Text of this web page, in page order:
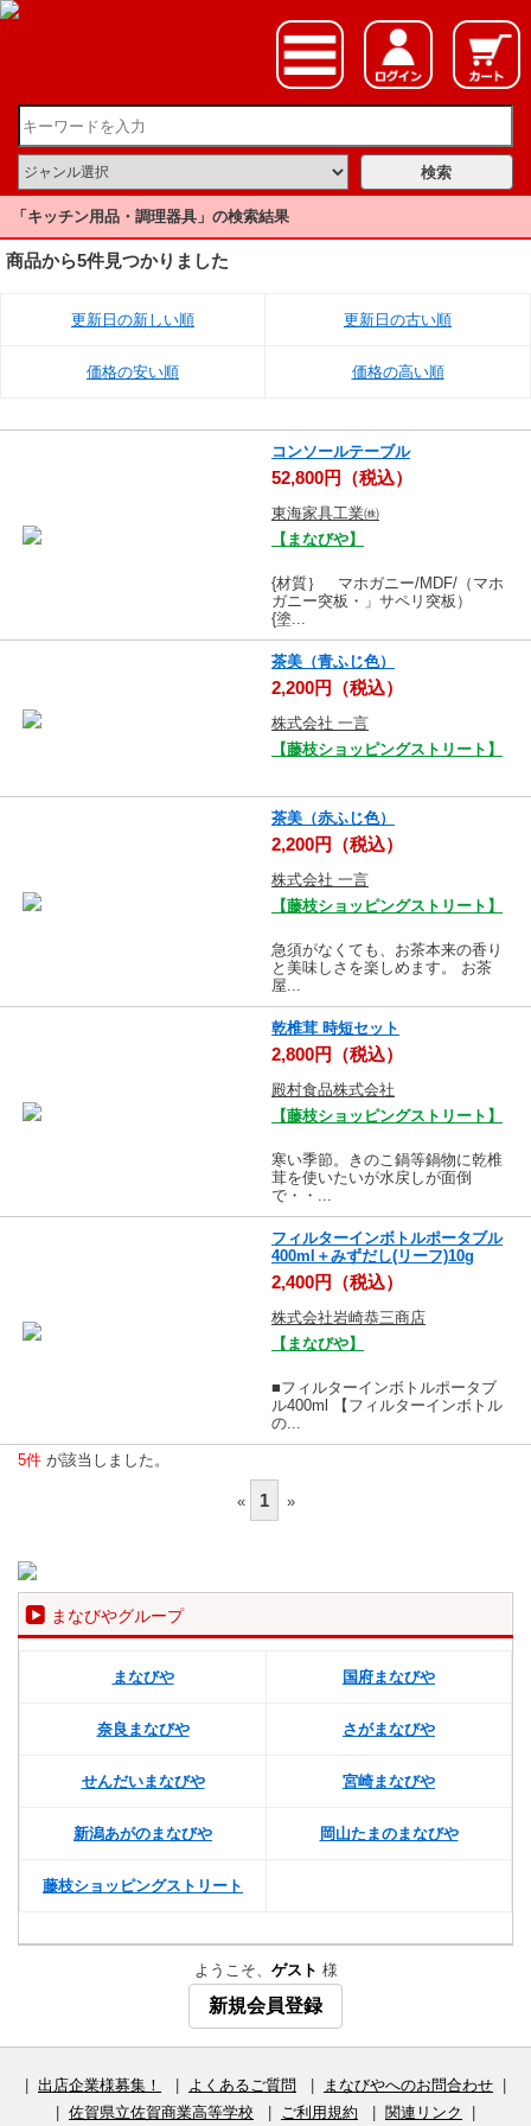
「キッチン用品・調理器具」の検索結果
商品から5件見つかりました
更新日の新しい順 更新日の古い順
価格の安い順 価格の高い順
コンソールテーブル
52,800円（税込）
東海家具工業㈱
【まなびや】
{材質｝ マホガニー/MDF/（マホ
ガニー突板・」サペリ突板）
{塗...
茶美（青ふじ色）
2,200円（税込）
株式会社 一言
【藤枝ショッピングストリート】
茶美（赤ふじ色）
2,200円（税込）
株式会社 一言
【藤枝ショッピングストリート】
急須がなくても、お茶本来の香り
と美味しさを楽しめます。 お茶
屋...
乾椎茸 時短セット
2,800円（税込）
殿村食品株式会社
【藤枝ショッピングストリート】
寒い季節。きのこ鍋等鍋物に乾椎
茸を使いたいが水戻しが面倒
で・・...
フィルターインボトルポータブル
400ml＋みずだし(リーフ)10g
2,400円（税込）
株式会社岩崎恭三商店
【まなびや】
■フィルターインボトルポータブ
ル400ml 【フィルターインボトル
の...
5件 が該当しました。
« 1 »
まなびやグループ
まなびや 国府まなびや
奈良まなびや さがまなびや
せんだいまなびや 宮崎まなびや
新潟あがのまなびや 岡山たまのまなびや
藤枝ショッピングストリート
ようこそ、 ゲスト 様
新規会員登録
出店企業様募集！ よくあるご質問 まなびやへのお問合わせ
佐賀県立佐賀商業高等学校 ご利用規約 関連リンク